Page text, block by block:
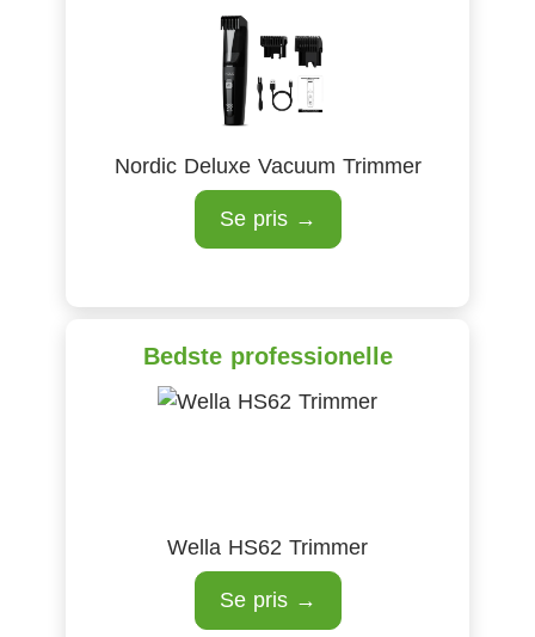
Nordic Deluxe Vacuum Trimmer
Se pris →
Bedste professionelle
Wella HS62 Trimmer
Se pris →